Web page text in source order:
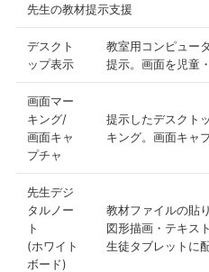
先生の教材提示支援
デスクト
ップ表示
教室用コンピュー
提示。画面を児童
画面マー
キング/
画面キャ
プチャ
提示したデスクト
キング。画面キャ
先生デジ
タルノー
ト
(ホワイト
ボード)
教材ファイルの貼
図形描画・テキス
生徒タブレットに配